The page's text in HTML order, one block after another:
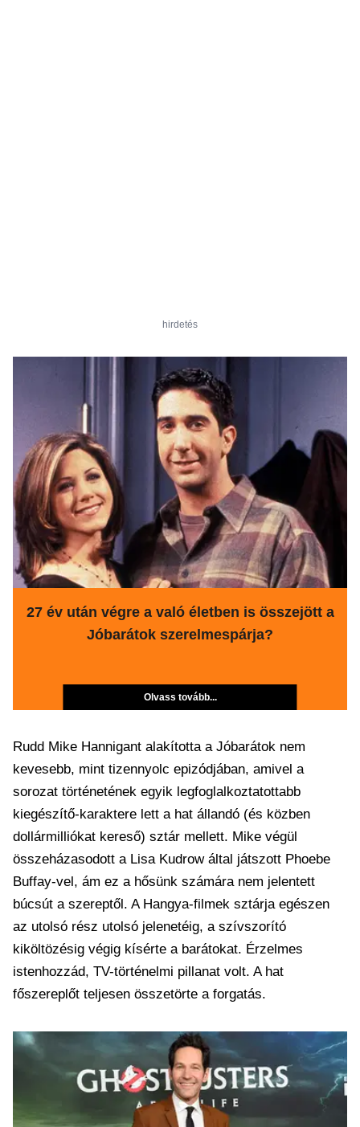
hirdetés
27 év után végre a való életben is összejött a
Jóbarátok szerelmespárja?
Olvass tovább...
Rudd Mike Hannigant alakította a Jóbarátok nem
kevesebb, mint tizennyolc epizódjában, amivel a
sorozat történetének egyik legfoglalkoztatottabb
kiegészítő-karaktere lett a hat állandó (és közben
dollármilliókat kereső) sztár mellett. Mike végül
összeházasodott a Lisa Kudrow által játszott Phoebe
Buffay-vel, ám ez a hősünk számára nem jelentett
búcsút a szereptől. A Hangya-filmek sztárja egészen
az utolsó rész utolsó jelenetéig, a szívszorító
kiköltözésig végig kísérte a barátokat. Érzelmes
istenhozzád, TV-történelmi pillanat volt. A hat
főszereplőt teljesen összetörte a forgatás.